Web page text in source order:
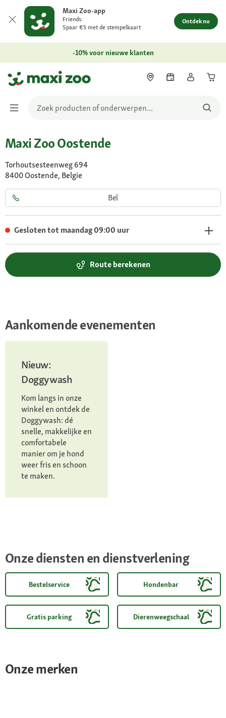
Maxi Zoo-app
Friends:
Spaar €5 met de stempelkaart
Ontdek nu
-10% voor nieuwe klanten
Maxi Zoo Oostende
Torhoutsesteenweg 694
8400 Oostende, Belgie
Bel
Gesloten tot maandag 09:00 uur
Route berekenen
Aankomende evenementen
Nieuw:
Doggywash
Kom langs in onze
winkel en ontdek de
Doggywash: dé
snelle, makkelijke en
comfortabele
manier om je hond
weer fris en schoon
te maken.
Onze diensten en dienstverlening
Bestelservice Hondenbar
Gratis parking Dierenweegschaal
Onze merken